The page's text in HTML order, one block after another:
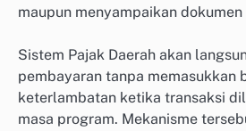
maupun menyampaikan
Sistem Pajak Daerah akan
pembayaran tanpa memasukkan
keterlambatan ketika transaksi
masa program. Mekanisme